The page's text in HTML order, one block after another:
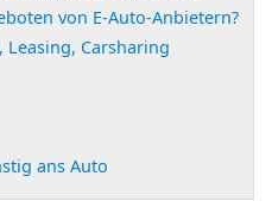
von E-Auto-Anbietern?
Carsharing
ans Auto